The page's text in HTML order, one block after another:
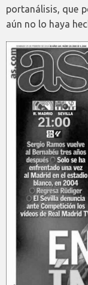
portanálisis, que
aún no lo haya